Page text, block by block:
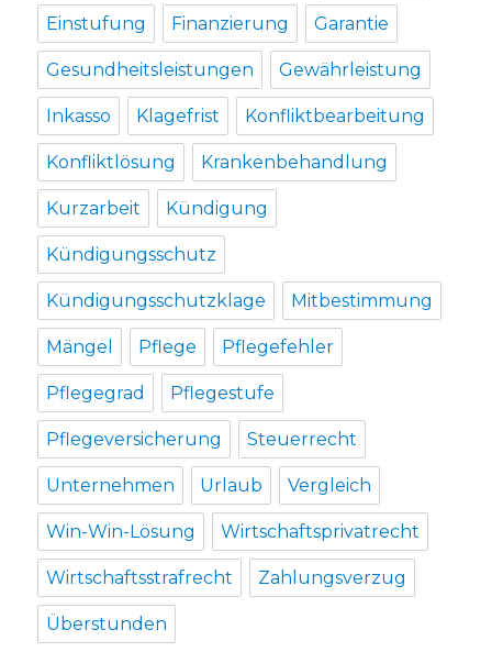
Einstufung Finanzierung Garantie
Gesundheitsleistungen Gewährleistung
Inkasso Klagefrist Konfliktbearbeitung
Konfliktlösung Krankenbehandlung
Kurzarbeit Kündigung
Kündigungsschutz
Kündigungsschutzklage Mitbestimmung
Mängel Pflege Pflegefehler
Pflegegrad Pflegestufe
Pflegeversicherung Steuerrecht
Unternehmen Urlaub Vergleich
Win-Win-Lösung Wirtschaftsprivatrecht
Wirtschaftsstrafrecht Zahlungsverzug
Überstunden